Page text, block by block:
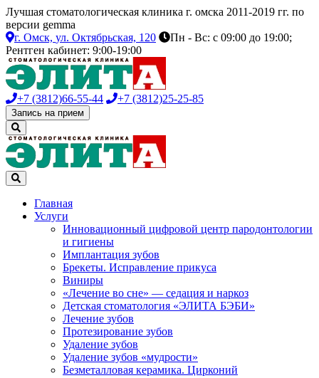
Лучшая стоматологическая клиника г. омска 2011-2019 гг. по
версии gemma
г. Омск, ул. Октябрьская, 120
Пн - Вс: с 09:00 до 19:00;
Рентген кабинет: 9:00-19:00
+7 (3812)66-55-44 +7 (3812)25-25-85
Запись на прием
Главная
Услуги
Инновационный цифровой центр пародонтологии
и гигиены
Имплантация зубов
Брекеты. Исправление прикуса
Виниры
«Лечение во сне» — седация и наркоз
Детская стоматология «ЭЛИТА БЭБИ»
Лечение зубов
Протезирование зубов
Удаление зубов
Удаление зубов «мудрости»
Безметалловая керамика. Цирконий